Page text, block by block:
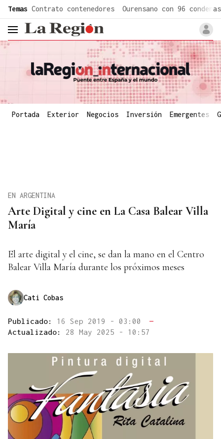
Temas Contrato contenedores Ourensano con 96 condenas
header.menu.open
Portada Exterior Negocios Inversión Emergentes
Arte Digital y cine en La Casa Balear Villa
María
EN ARGENTINA
El arte digital y el cine, se dan la mano en el Centro
Balear Villa María durante los próximos meses
Cati Cobas
Publicado: 16 Sep 2019 - 03:00
—
Actualizado: 28 May 2025 - 10:57